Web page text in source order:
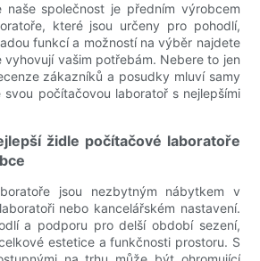
společnost je předním výrobcem
které jsou určeny pro pohodlí,
funkcí a možností na výběr najdete
vašim potřebám. Nebere to jen
zákazníků a posudky mluví samy
počítačovou laboratoř s nejlepšími
židle počítačové laboratoře
jsou nezbytným nábytkem v
nebo kancelářském nastavení.
a podporu pro delší období sezení,
estetice a funkčnosti prostoru. S